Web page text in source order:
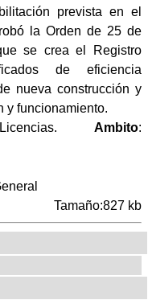
prevista en el
la Orden de 25 de
se crea el Registro
de eficiencia
nueva construcción y
y funcionamiento.
Licencias. Ambito:
Tamaño:827 kb